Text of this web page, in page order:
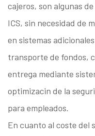
cajeros, son algunas
ICS, sin necesidad de
en sistemas
transporte de fondos,
entrega mediante
optimizacin de la
para empleados.
En cuanto al coste del